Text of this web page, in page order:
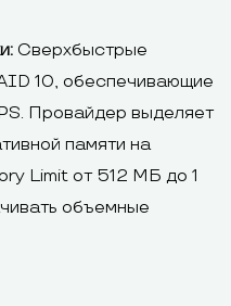
Сверхбыстрые
10, обеспечивающие
Провайдер выделяет
памяти на
Limit от 512 МБ до 1
объемные